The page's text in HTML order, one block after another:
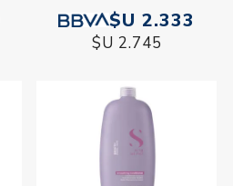
$U 2.333
$U 2.745